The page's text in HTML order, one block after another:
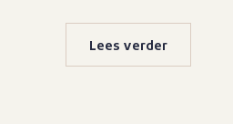
de grote steden.
Lees verder